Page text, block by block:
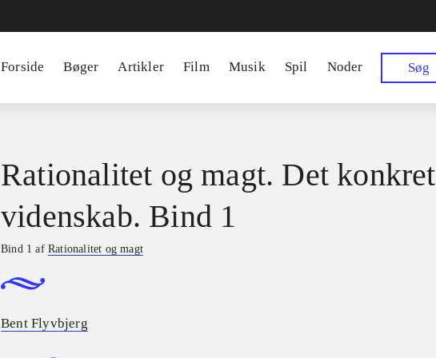
Forside Bøger Artikler Film Musik Spil Noder Søg
Rationalitet og magt. Det
videnskab. Bind 1
Bind 1 afRationalitet og magt
Bent Flyvbjerg